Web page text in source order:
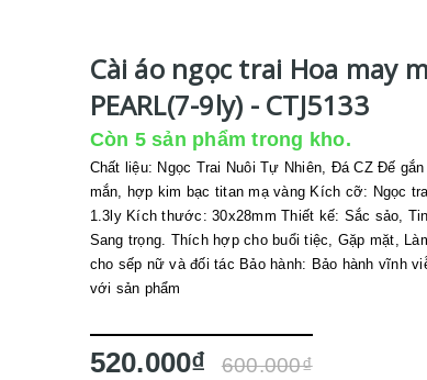
Cài áo ngọc trai Hoa may
PEARL(7-9ly) - CTJ5133
Còn 5 sản phẩm trong kho.
Chất liệu: Ngọc Trai Nuôi Tự Nhiên, Đá CZ Đế
mắn, hợp kim bạc titan mạ vàng Kích cỡ: Ngọc
1.3ly Kích thước: 30x28mm Thiết kế: Sắc sảo,
Sang trọng. Thích hợp cho buổi tiệc, Gặp mặt,
cho sếp nữ và đối tác Bảo hành: Bảo hành vĩnh
với sản phẩm
520.000₫ 600.000₫